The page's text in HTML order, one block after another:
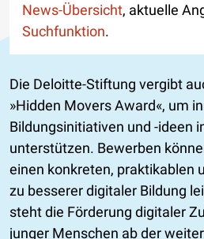
News-Übersicht, aktuelle
Suchfunktion.
Die Deloitte-Stiftung vergibt
»Hidden Movers Award«, um
Bildungsinitiativen und -ideen
unterstützen. Bewerben
einen konkreten, praktikablen
zu besserer digitaler Bildung
steht die Förderung digitaler
junger Menschen ab der